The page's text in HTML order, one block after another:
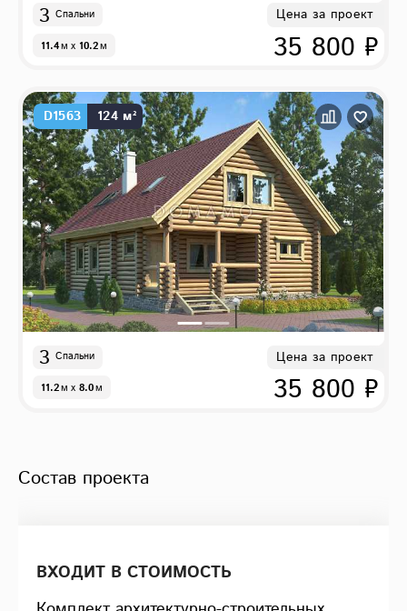
3 Спальни
11.4м x 10.2м
Цена за проект
35 800 ₽
D1563 124 м²
3 Спальни
11.2м x 8.0м
Цена за проект
35 800 ₽
Состав проекта
ВХОДИТ В СТОИМОСТЬ